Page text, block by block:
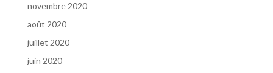
novembre 2020
août 2020
juillet 2020
juin 2020